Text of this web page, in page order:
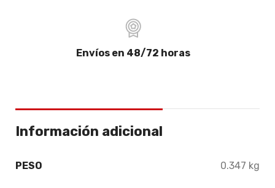
Envíos en 48/72 horas
Información adicional
PESO 0.347 kg